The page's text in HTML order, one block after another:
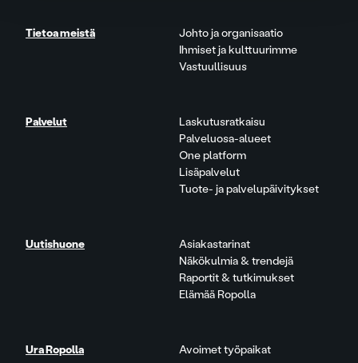
Tietoa meistä
Johto ja organisaatio
Ihmiset ja kulttuurimme
Vastuullisuus
Palvelut
Laskutusratkaisu
Palveluosa-alueet
One platform
Lisäpalvelut
Tuote- ja palvelupäivitykset
Uutishuone
Asiakastarinat
Näkökulmia & trendejä
Raportit & tutkimukset
Elämää Ropolla
Ura Ropolla Avoimet työpaikat